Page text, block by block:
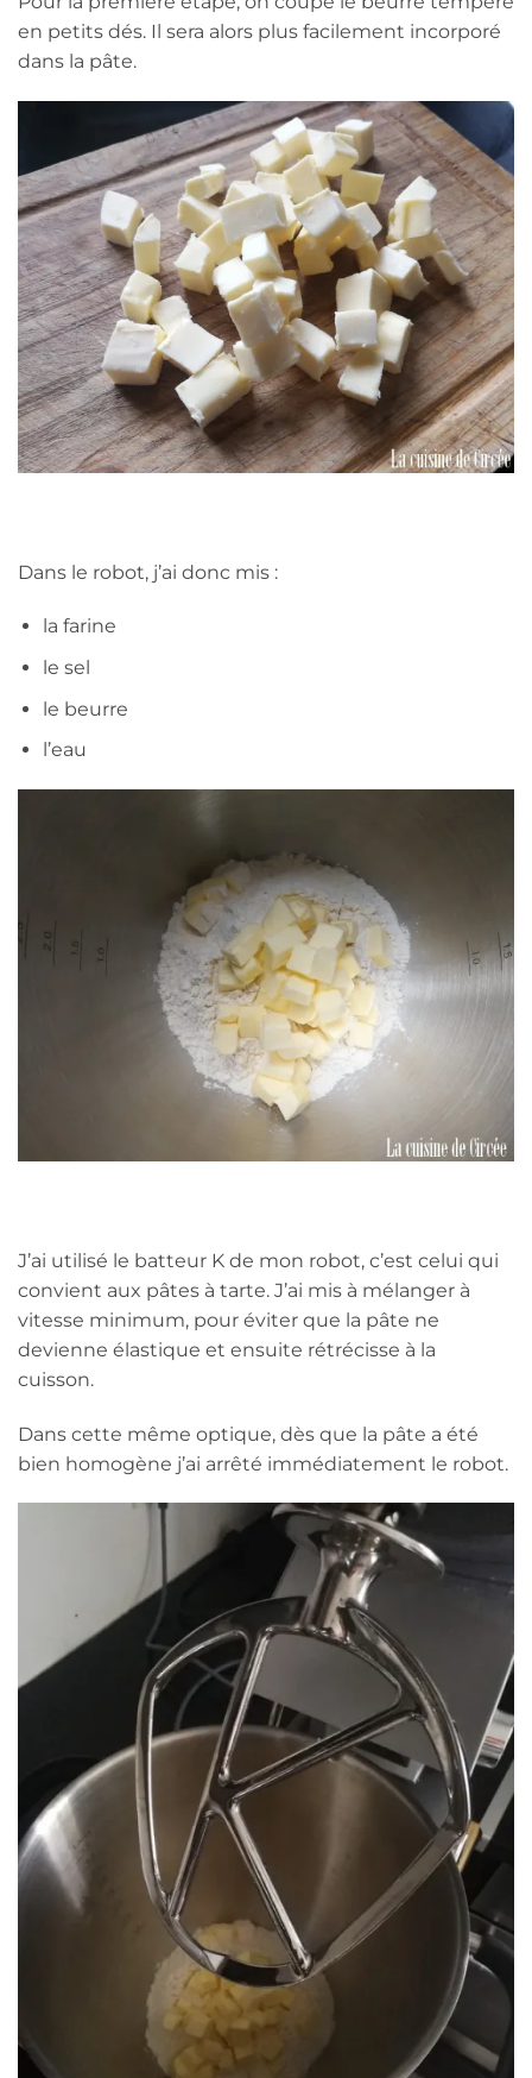
en petits dés. Il sera alors plus facilement incorporé
dans la pâte.
Dans le robot, j’ai donc mis :
la farine
le sel
le beurre
l’eau
J’ai utilisé le batteur K de mon robot, c’est celui qui
convient aux pâtes à tarte. J’ai mis à mélanger à
vitesse minimum, pour éviter que la pâte ne
devienne élastique et ensuite rétrécisse à la
cuisson.
Dans cette même optique, dès que la pâte a été
bien homogène j’ai arrêté immédiatement le robot.